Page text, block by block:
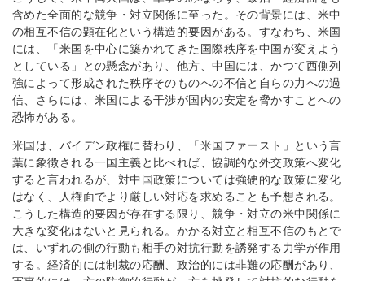
含めた全面的な競争・対立関係に至った。その背景には、米中
の相互不信の顕在化という構造的要因がある。すなわち、米国
には、「米国を中心に築かれてきた国際秩序を中国が変えよう
としている」との懸念があり、他方、中国には、かつて西側列
強によって形成された秩序そのものへの不信と自らの力への過
信、さらには、米国による干渉が国内の安定を脅かすことへの
恐怖がある。
米国は、バイデン政権に替わり、「米国ファースト」という言
葉に象徴される一国主義と比べれば、協調的な外交政策へ変化
すると言われるが、対中国政策については強硬的な政策に変化
はなく、人権面でより厳しい対応を求めることも予想される。
こうした構造的要因が存在する限り、競争・対立の米中関係に
大きな変化はないと見られる。かかる対立と相互不信のもとで
は、いずれの側の行動も相手の対抗行動を誘発する力学が作用
する。経済的には制裁の応酬、政治的には非難の応酬があり、